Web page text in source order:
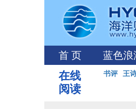
首 页 蓝色浪
在线
阅读
书评 王